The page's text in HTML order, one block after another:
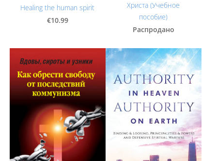
Healing the human spirit
€10.99
Христа (Учебное
пособие)
Распродано